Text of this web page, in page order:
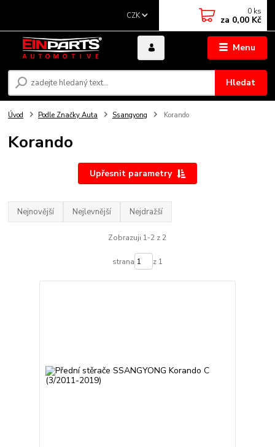
Menu
CZK
Hledat
0 ks
za 0,00 Kč
Úvod Podle Značky Auta Ssangyong Korando
Korando
Upřesnit parametry
Nejnovější Nejlevnější Nejdražší
Zobrazuji 1-2 z 2
strana z 1